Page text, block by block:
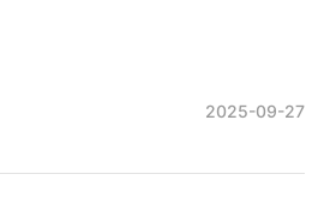
2025-09-27